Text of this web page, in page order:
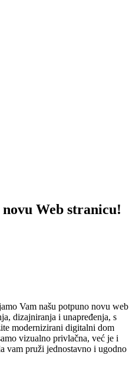
Web stranicu!
Vam našu potpuno novu web
dizajniranja i unapređenja, s
modernizirani digitalni dom
vizualno privlačna, već je i
vam pruži jednostavno i ugodno